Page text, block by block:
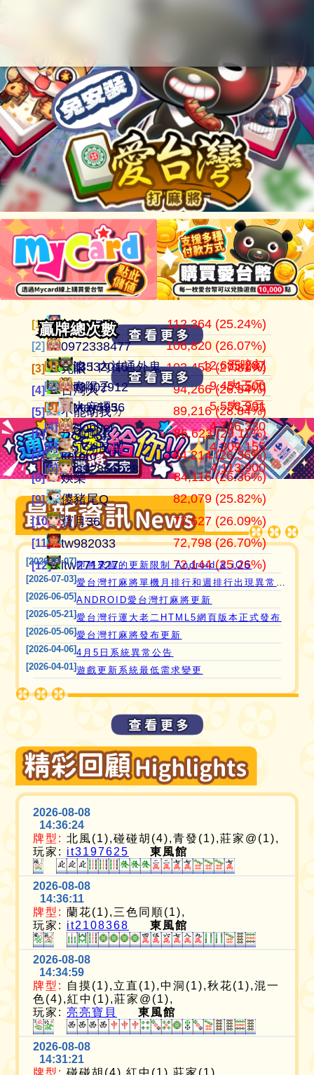
愛台灣打麻將🖥️📱適用於所有市面上大部分
瀏覽器(HTML5 遊戲)，免下載，免安裝，
現在立即點擊馬上玩😊❤️💕😘
[1] 江湖風雲 105,374,201
[2] 田寮阿寶 37,502,247
[3] 11060203 24,306,666
[4] ‘見好就收’ 21,354,199
[5] Apple0613 21,259,110
[6] it2989674 18,649,605
[7] i918472090 15,690,666
[8] ONTARIO歐巴桑 11,221,251
[9] 青陽子 10,753,995
[10] it2967408 9,810,424
[11] i757724391 9,585,806
[12] i339494808 8,454,847
[1] 07100710 112,364 (25.24%)
[2] 0972338477 106,820 (26.07%)
[3] 亮眼 103,453 (27.81%)
[4] 台灣人 94,266 (26.34%)
[5] 不能胡我ㄉ 89,216 (28.84%)
[6] 江湖風雲 86,623 (29.11%)
[7] keroro 84,214 (26.36%)
[8] 娛樂 84,116 (26.36%)
[9] 儍豬尾Q 82,079 (25.82%)
[10] 寶月36 77,627 (26.09%)
[11] tw982033 72,798 (26.70%)
[12] itw271727 72,144 (25.26%)
總牌局
總牌局
[1] 07100710 445,152
[2] 0972338477 409,815
[3] 亮眼 371,987
[4] 台灣人 357,876
[5] keroro 319,447
[6] 娛樂 319,120
[7] 儍豬尾Q 317,904
[8] 不能胡我ㄉ 309,396
[9] 江湖風雲 297,614
[10] 寶月36 297,490
[11] itw271727 285,556
[12] Ｆanny 276,510
[1] 滾！內神通外鬼坐斃A賽金12,685,287
[2] 青陽子 9,454,500
[3] 大麻糬3 5,558,991
[4] clobber 4,746,330
[5] 江湖風雲 4,309,155
[6] i392866028 4,113,900
[1] it3532015 五暗刻
[2] it3402912 大三元
[3] May5956 大三元
[2026-07-07]即將來臨的更新限制 Android & iOS
[2026-07-03]
[2026-06-05]ANDROID愛台灣打麻將更新
[2026-05-21]愛台灣行運大老二HTML5網頁版本正式發布
[2026-05-06]愛台灣打麻將發布更新
[2026-04-06]4月5日系統異常公告
[2026-04-01]遊戲更新系統最低需求變更
2026-08-08
14:36:24
牌型: 北風(1),碰碰胡(4),青發(1),莊家@(1),
玩家: it3197625 東風館
2026-08-08
14:36:11
牌型: 蘭花(1),三色同順(1),
玩家: it2108368 東風館
2026-08-08
14:34:59
牌型:
自摸(1),立直(1),中洞(1),秋花(1),混一
色(4),紅中(1),莊家@(1),
玩家:亮亮寶貝 東風館
2026-08-08
14:31:21
牌型: 碰碰胡(4),紅中(1),莊家(1),